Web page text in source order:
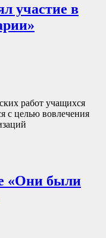
участие в
работ учащихся
с целью вовлечения
«Они были